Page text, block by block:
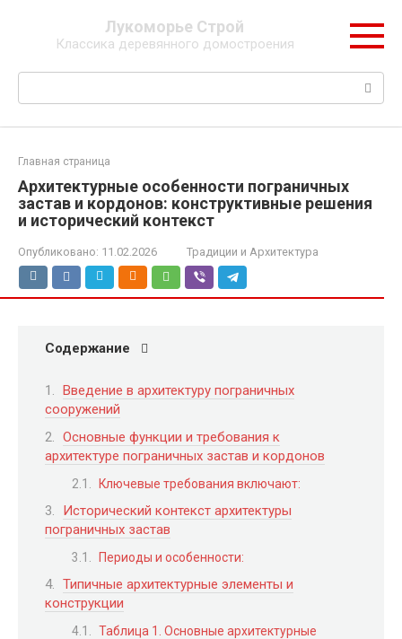
Лукоморье Строй
Классика деревянного домостроения
Поиск:
Главная страница
Архитектурные особенности пограничных
застав и кордонов: конструктивные решения
и исторический контекст
Опубликовано: 11.02.2026 Традиции и Архитектура
Содержание
Введение в архитектуру пограничных
сооружений
Основные функции и требования к
архитектуре пограничных застав и кордонов
Ключевые требования включают:
Исторический контекст архитектуры
пограничных застав
Периоды и особенности:
Типичные архитектурные элементы и
конструкции
Таблица 1. Основные архитектурные